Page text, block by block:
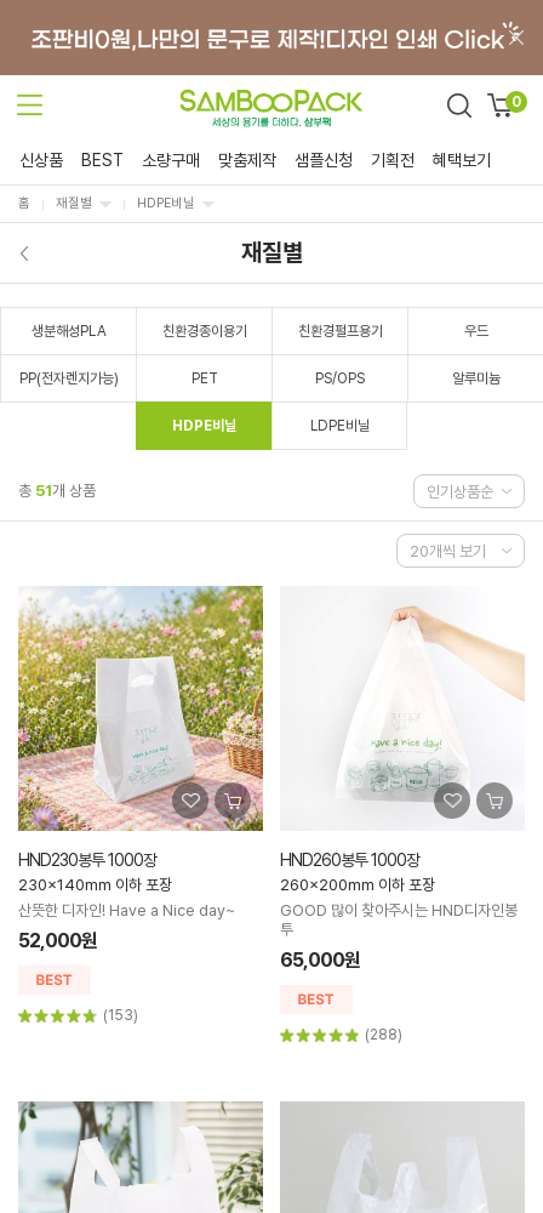
0
신상품 BEST 소량구매 맞춤제작 샘플신청 기획전 혜택보기
홈 재질별 HDPE비닐
재질별
생분해성PLA 친환경종이용기 친환경펄프용기 우드
PP(전자렌지가능) PET PS/OPS 알루미늄
HDPE비닐 LDPE비닐
총 51개 상품
HND230봉투 1000장
230x140mm 이하 포장
산뜻한 디자인! Have a Nice day~
52,000원
(153)
HND260봉투 1000장
260x200mm 이하 포장
GOOD 많이 찾아주시는 HND디자인봉
투
65,000원
(288)